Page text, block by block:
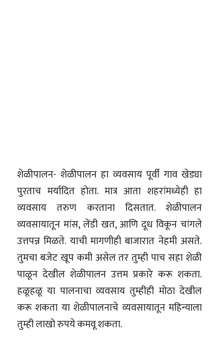
शेळीपालन- शेळीपालन हा व्यवसाय पूर्वी गाव खेड्या
पुरताच मर्यादित होता. मात्र आता शहरांमध्येही हा
व्यवसाय तरुण करताना दिसतात. शेळीपालन
व्यवसायातून मांस, लेंडी खत, आणि दूध विकून चांगले
उत्तपन्न मिळते. याची मागणीही बाजारात नेहमी असते.
तुमचा बजेट खूप कमी असेल तर तुम्ही पाच सहा शेळी
पाळून देखील शेळीपालन उत्तम प्रकारे करू शकता.
हळूहळू या पालनाचा व्यवसाय तुम्हीही मोठा देखील
करू शकता या शेळीपालनाचे व्यवसायातून महिन्याला
तुम्ही लाखो रुपये कमवू शकता.